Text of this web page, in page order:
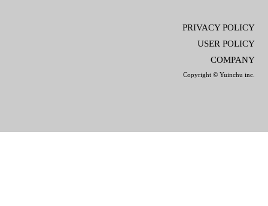
PRIVACY POLICY
USER POLICY
COMPANY
Copyright © Yuinchu inc.